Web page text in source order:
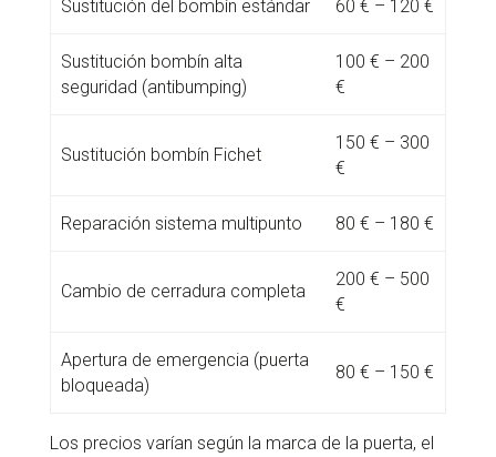
Sustitución del bombín estándar 60 € – 120 €
Sustitución bombín alta
seguridad (antibumping)
100 € – 200
€
Sustitución bombín Fichet
150 € – 300
€
Reparación sistema multipunto 80 € – 180 €
Cambio de cerradura completa
200 € – 500
€
Apertura de emergencia (puerta
bloqueada)
80 € – 150 €
Los precios varían según la marca de la puerta, el